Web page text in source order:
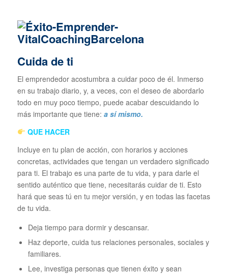
Cuida de ti
El emprendedor acostumbra a cuidar poco de él. Inmerso
en su trabajo diario, y, a veces, con el deseo de abordarlo
todo en muy poco tiempo, puede acabar descuidando lo
más importante que tiene: a sí mismo.
QUE HACER
Incluye en tu plan de acción, con horarios y acciones
concretas, actividades que tengan un verdadero significado
para ti. El trabajo es una parte de tu vida, y para darle el
sentido auténtico que tiene, necesitarás cuidar de ti. Esto
hará que seas tú en tu mejor versión, y en todas las facetas
de tu vida.
Deja tiempo para dormir y descansar.
Haz deporte, cuida tus relaciones personales, sociales y
familiares.
Lee, investiga personas que tienen éxito y sean